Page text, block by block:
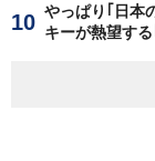
やっぱり｢日本
キーが熱望す